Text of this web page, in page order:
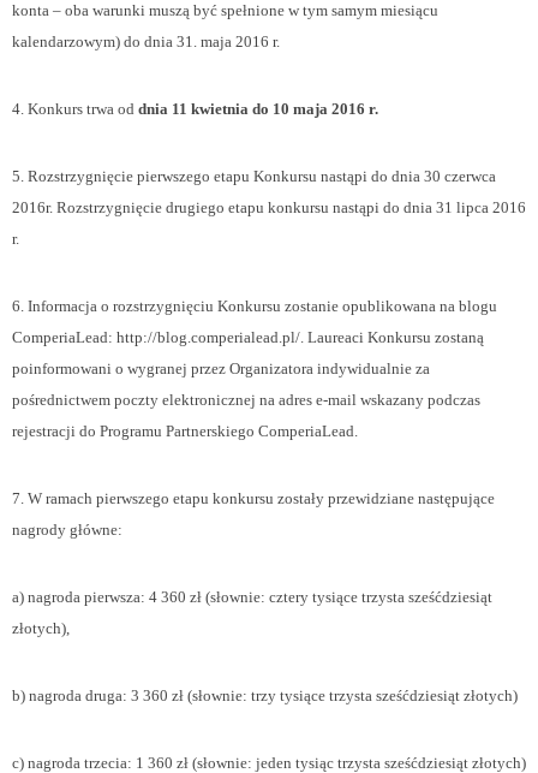
konta – oba warunki muszą być spełnione w tym samym miesiącu
kalendarzowym) do dnia 31. maja 2016 r.
4. Konkurs trwa od dnia 11 kwietnia do 10 maja 2016 r.
5. Rozstrzygnięcie pierwszego etapu Konkursu nastąpi do dnia 30 czerwca
2016r. Rozstrzygnięcie drugiego etapu konkursu nastąpi do dnia 31 lipca 2016
r.
6. Informacja o rozstrzygnięciu Konkursu zostanie opublikowana na blogu
ComperiaLead: http://blog.comperialead.pl/. Laureaci Konkursu zostaną
poinformowani o wygranej przez Organizatora indywidualnie za
pośrednictwem poczty elektronicznej na adres e-mail wskazany podczas
rejestracji do Programu Partnerskiego ComperiaLead.
7. W ramach pierwszego etapu konkursu zostały przewidziane następujące
nagrody główne:
a) nagroda pierwsza: 4 360 zł (słownie: cztery tysiące trzysta sześćdziesiąt
złotych),
b) nagroda druga: 3 360 zł (słownie: trzy tysiące trzysta sześćdziesiąt złotych)
c) nagroda trzecia: 1 360 zł (słownie: jeden tysiąc trzysta sześćdziesiąt złotych)